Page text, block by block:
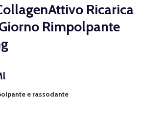
Ricarica
Rimpolpante
e rassodante